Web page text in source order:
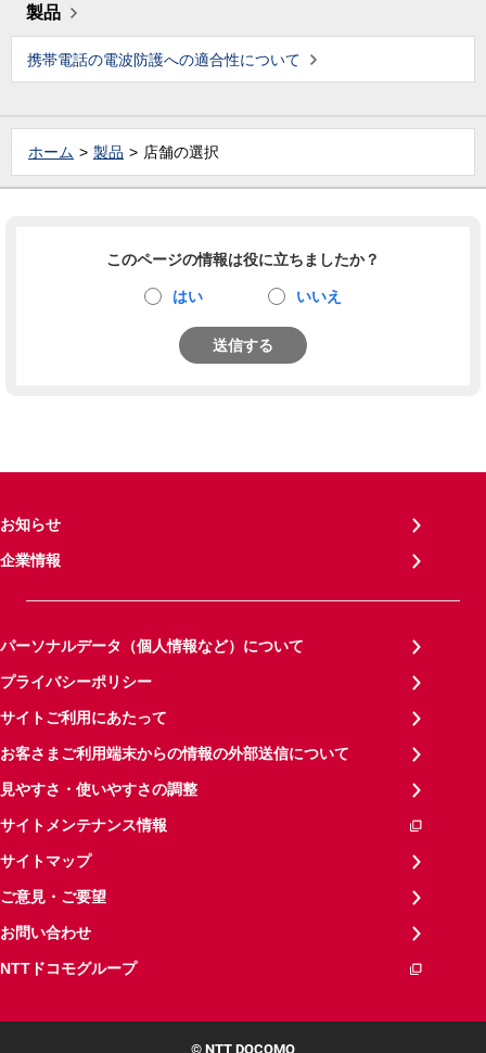
製品
携帯電話の電波防護への適合性について
ホーム 製品 店舗の選択
このページの情報は役に立ちましたか？
はい いいえ
送信する
お知らせ
企業情報
パーソナルデータ（個人情報など）について
プライバシーポリシー
サイトご利用にあたって
お客さまご利用端末からの情報の外部送信について
見やすさ・使いやすさの調整
サイトメンテナンス情報
サイトマップ
ご意見・ご要望
お問い合わせ
NTTドコモグループ
© NTT DOCOMO